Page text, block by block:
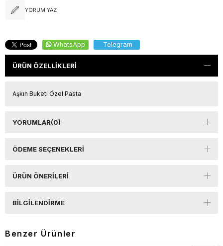
YORUM YAZ
WhatsApp Telegram
ÜRÜN ÖZELLIKLERI
Aşkın Buketi Özel Pasta
YORUMLAR(0)
ÖDEME SEÇENEKLERI
ÜRÜN ÖNERILERI
BILGILENDIRME
Benzer Ürünler